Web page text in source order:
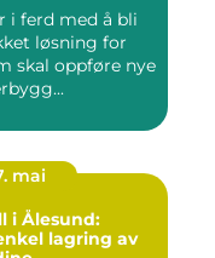
i ferd med å bli
løsning for
skal oppføre nye
mai
i Ålesund:
lagring av